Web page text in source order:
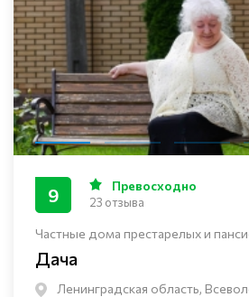
Частные дома престарелых и
Дача
Ленинградская область,
9 Превосходно
23 отзыва